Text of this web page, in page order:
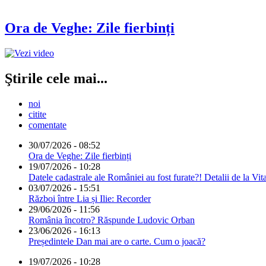
Ora de Veghe: Zile fierbinți
Ştirile cele mai...
noi
citite
comentate
30/07/2026 - 08:52
Ora de Veghe: Zile fierbinți
19/07/2026 - 10:28
Datele cadastrale ale României au fost furate?! Detalii de la
03/07/2026 - 15:51
Război între Lia și Ilie: Recorder
29/06/2026 - 11:56
România încotro? Răspunde Ludovic Orban
23/06/2026 - 16:13
Președintele Dan mai are o carte. Cum o joacă?
19/07/2026 - 10:28